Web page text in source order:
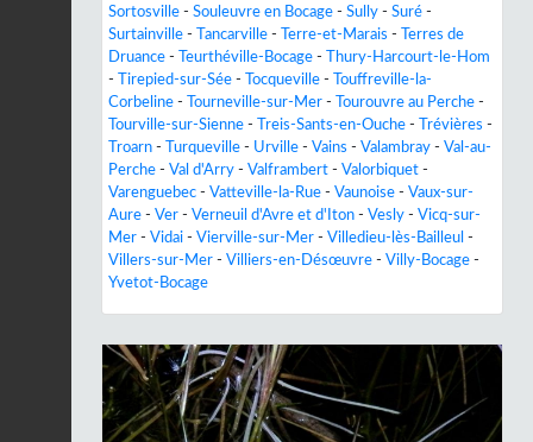
Sortosville - Souleuvre en Bocage - Sully - Suré -
Surtainville - Tancarville - Terre-et-Marais -
Terres de
Druance - Teurthéville-Bocage -
Thury-Harcourt-le-Hom
-
Tirepied-sur-Sée - Tocqueville -
Touffreville-la-
Corbeline - Tourneville-sur-Mer - Tourouvre au Perche -
Tourville-sur-Sienne - Treis-Sants-en-Ouche - Trévières -
Troarn - Turqueville - Urville - Vains - Valambray - Val-au-
Perche - Val d'Arry - Valframbert - Valorbiquet -
Varenguebec - Vatteville-la-Rue - Vaunoise - Vaux-sur-
Aure - Ver - Verneuil d'Avre et d'Iton - Vesly - Vicq-sur-
Mer - Vidai - Vierville-sur-Mer - Villedieu-lès-Bailleul -
Villers-sur-Mer - Villiers-en-Désœuvre - Villy-Bocage -
Yvetot-Bocage